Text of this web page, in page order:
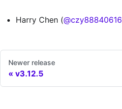
Harry Chen (@czy88840616
Newer release
v3.12.5